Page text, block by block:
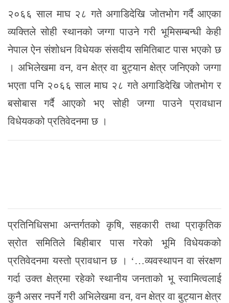
२०६६ साल माघ २८ गते अगाडिदेखि जोतभोग गर्दै आएका
व्यक्तिले सोही स्थानको जग्गा पाउने गरी भूमिसम्बन्धी केही
नेपाल ऐन संशोधन विधेयक संसदीय समितिबाट पास भएको छ
। अभिलेखमा वन, वन क्षेत्र वा बुट्यान क्षेत्र जनिएको जग्गा
भएता पनि २०६६ साल माघ २८ गते अगाडिदेखि जोतभोग र
बसोबास गर्दै आएको भए सोही जग्गा पाउने प्रावधान
विधेयकको प्रतिवेदनमा छ ।
प्रतिनिधिसभा अन्तर्गतको कृषि, सहकारी तथा प्राकृतिक
स्रोत समितिले बिहीबार पास गरेको भूमि विधेयकको
प्रतिवेदनमा यस्तो प्रावधान छ । ‘…व्यवस्थापन वा संरक्षण
गर्दा उक्त क्षेत्रमा रहेको स्थानीय जनताको भू स्वामित्वलाई
कुनै असर नपर्ने गरी अभिलेखमा वन, वन क्षेत्र वा बुट्यान क्षेत्र